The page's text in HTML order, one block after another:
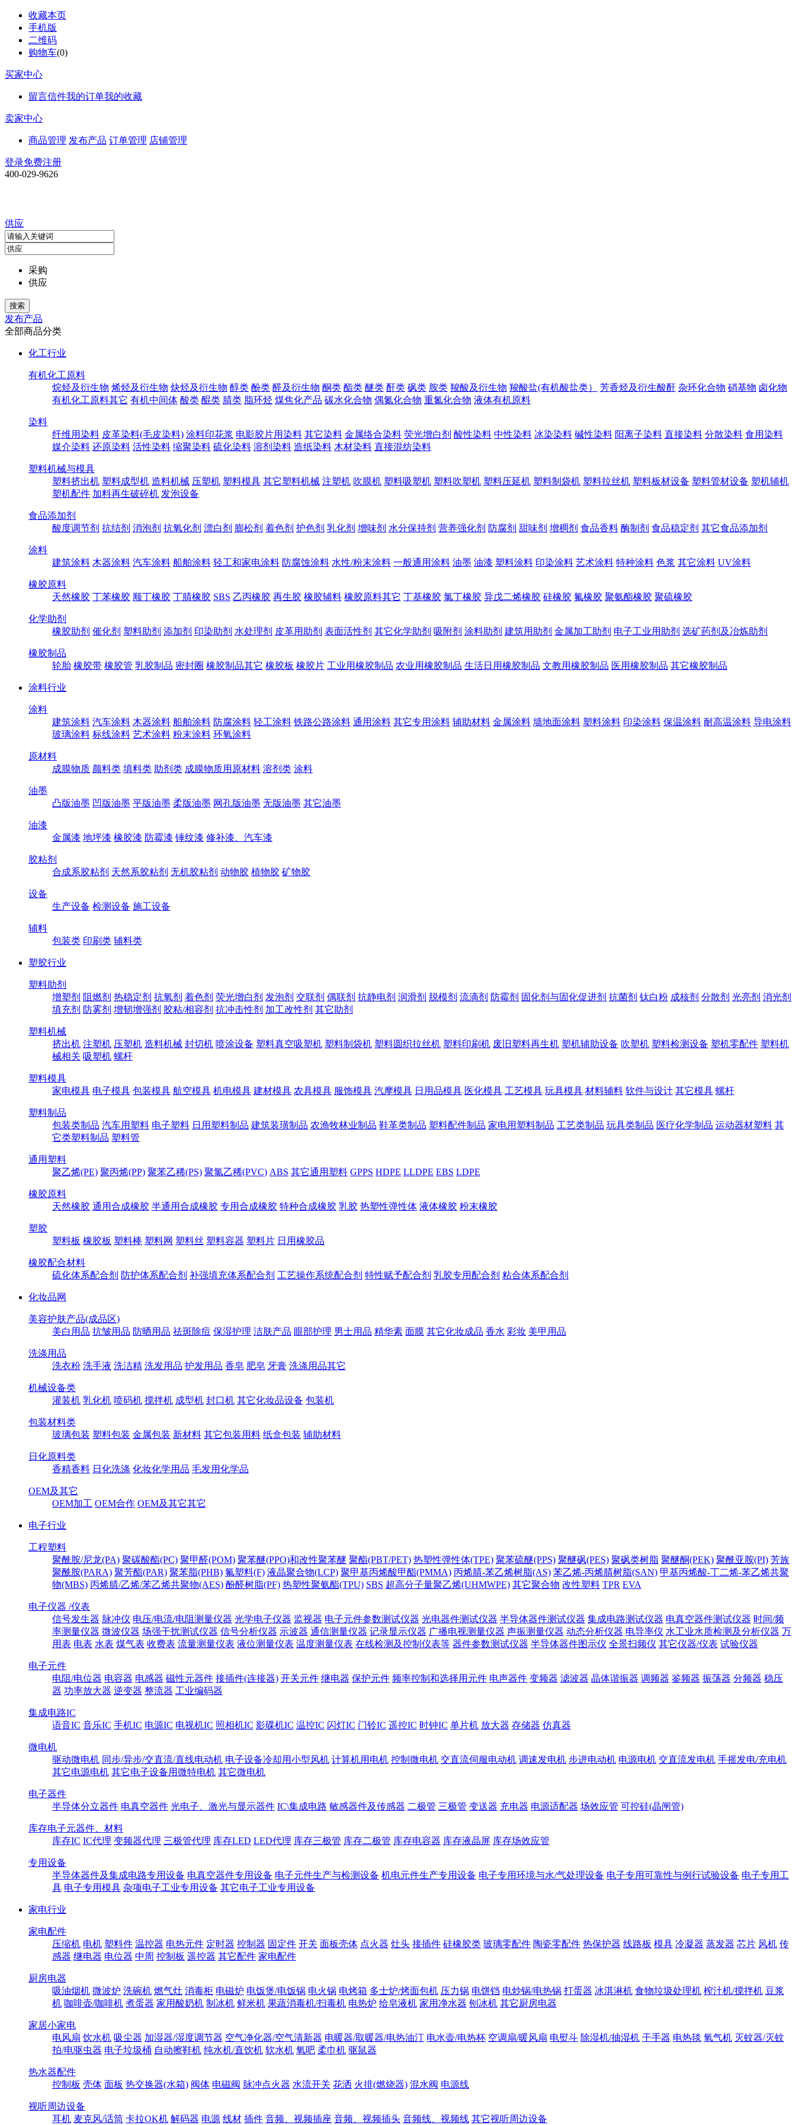
收藏本页
手机版
二维码
购物车(0)
买家中心
留言信件我的订单我的收藏
卖家中心
商品管理 发布产品 订单管理 店铺管理
登录免费注册
400-029-9626
供应
采购
供应
发布产品
全部商品分类
化工行业
有机化工原料
烷烃及衍生物 烯烃及衍生物 炔烃及衍生物 醇类 酚类 醛及衍生物 酮类 酯类 醚类 酐类 砜类 胺类 羧酸及衍生物 羧酸盐(有机酸盐类） 芳香烃及衍生酸酐 杂环化合物 硝基物 卤化物
有机化工原料其它 有机中间体 酸类 醌类 腈类 脂环烃 煤焦化产品 碳水化合物 偶氮化合物 重氮化合物 液体有机原料
染料
纤维用染料 皮革染料(毛皮染料) 涂料印花浆 电影胶片用染料 其它染料 金属络合染料 荧光增白剂 酸性染料 中性染料 冰染染料 碱性染料 阳离子染料 直接染料 分散染料 食用染料
媒介染料 还原染料 活性染料 缩聚染料 硫化染料 溶剂染料 造纸染料 木材染料 直接混纺染料
塑料机械与模具
塑料挤出机 塑料成型机 造料机械 压塑机 塑料模具 其它塑料机械 注塑机 吹膜机 塑料吸塑机 塑料吹塑机 塑料压延机 塑料制袋机 塑料拉丝机 塑料板材设备 塑料管材设备 塑机辅机
塑机配件 加料再生破碎机 发泡设备
食品添加剂
酸度调节剂 抗结剂 消泡剂 抗氧化剂 漂白剂 膨松剂 着色剂 护色剂 乳化剂 增味剂 水分保持剂 营养强化剂 防腐剂 甜味剂 增稠剂 食品香料 酶制剂 食品稳定剂 其它食品添加剂
涂料
建筑涂料 木器涂料 汽车涂料 船舶涂料 轻工和家电涂料 防腐蚀涂料 水性/粉末涂料 一般通用涂料 油墨 油漆 塑料涂料 印染涂料 艺术涂料 特种涂料 色浆 其它涂料 UV涂料
橡胶原料
天然橡胶 丁苯橡胶 顺丁橡胶 丁腈橡胶 SBS 乙丙橡胶 再生胶 橡胶辅料 橡胶原料其它 丁基橡胶 氯丁橡胶 异戊二烯橡胶 硅橡胶 氟橡胶 聚氨酯橡胶 聚硫橡胶
化学助剂
橡胶助剂 催化剂 塑料助剂 添加剂 印染助剂 水处理剂 皮革用助剂 表面活性剂 其它化学助剂 吸附剂 涂料助剂 建筑用助剂 金属加工助剂 电子工业用助剂 选矿药剂及冶炼助剂
橡胶制品
轮胎 橡胶带 橡胶管 乳胶制品 密封圈 橡胶制品其它 橡胶板 橡胶片 工业用橡胶制品 农业用橡胶制品 生活日用橡胶制品 文教用橡胶制品 医用橡胶制品 其它橡胶制品
涂料行业
涂料
建筑涂料 汽车涂料 木器涂料 船舶涂料 防腐涂料 轻工涂料 铁路公路涂料 通用涂料 其它专用涂料 辅助材料 金属涂料 墙地面涂料 塑料涂料 印染涂料 保温涂料 耐高温涂料 导电涂料
玻璃涂料 标线涂料 艺术涂料 粉末涂料 环氧涂料
原材料
成膜物质 颜料类 填料类 助剂类 成膜物质用原材料 溶剂类 涂料
油墨
凸版油墨 凹版油墨 平版油墨 柔版油墨 网孔版油墨 无版油墨 其它油墨
油漆
金属漆 地坪漆 橡胶漆 防霉漆 锤纹漆 修补漆、汽车漆
胶粘剂
合成系胶粘剂 天然系胶粘剂 无机胶粘剂 动物胶 植物胶 矿物胶
设备
生产设备 检测设备 施工设备
辅料
包装类 印刷类 辅料类
塑胶行业
塑料助剂
增塑剂 阻燃剂 热稳定剂 抗氧剂 着色剂 荧光增白剂 发泡剂 交联剂 偶联剂 抗静电剂 润滑剂 脱模剂 流滴剂 防霉剂 固化剂与固化促进剂 抗菌剂 钛白粉 成核剂 分散剂 光亮剂 消光剂
填充剂 防雾剂 增韧增强剂 胶粘/相容剂 抗冲击性剂 加工改性剂 其它助剂
塑料机械
挤出机 注塑机 压塑机 造料机械 封切机 喷涂设备 塑料真空吸塑机 塑料制袋机 塑料圆织拉丝机 塑料印刷机 废旧塑料再生机 塑机辅助设备 吹塑机 塑料检测设备 塑机零配件 塑料机
械相关 吸塑机 螺杆
塑料模具
家电模具 电子模具 包装模具 航空模具 机电模具 建材模具 农具模具 服饰模具 汽摩模具 日用品模具 医化模具 工艺模具 玩具模具 材料辅料 软件与设计 其它模具 螺杆
塑料制品
包装类制品 汽车用塑料 电子塑料 日用塑料制品 建筑装璜制品 农渔牧林业制品 鞋革类制品 塑料配件制品 家电用塑料制品 工艺类制品 玩具类制品 医疗化学制品 运动器材塑料 其
它类塑料制品 塑料管
通用塑料
聚乙烯(PE) 聚丙烯(PP) 聚苯乙稀(PS) 聚氯乙稀(PVC) ABS 其它通用塑料 GPPS HDPE LLDPE EBS LDPE
橡胶原料
天然橡胶 通用合成橡胶 半通用合成橡胶 专用合成橡胶 特种合成橡胶 乳胶 热塑性弹性体 液体橡胶 粉末橡胶
塑胶
塑料板 橡胶板 塑料棒 塑料网 塑料丝 塑料容器 塑料片 日用橡胶品
橡胶配合材料
硫化体系配合剂 防护体系配合剂 补强填充体系配合剂 工艺操作系统配合剂 特性赋予配合剂 乳胶专用配合剂 粘合体系配合剂
化妆品网
美容护肤产品(成品区)
美白用品 抗皱用品 防晒用品 祛斑除痘 保湿护理 洁肤产品 眼部护理 男士用品 精华素 面膜 其它化妆成品 香水 彩妆 美甲用品
洗涤用品
洗衣粉 洗手液 洗洁精 洗发用品 护发用品 香皂 肥皂 牙膏 洗涤用品其它
机械设备类
灌装机 乳化机 喷码机 搅拌机 成型机 封口机 其它化妆品设备 包装机
包装材料类
玻璃包装 塑料包装 金属包装 新材料 其它包装用料 纸盒包装 辅助材料
日化原料类
香精香料 日化洗涤 化妆化学用品 毛发用化学品
OEM及其它
OEM加工 OEM合作 OEM及其它其它
电子行业
工程塑料
聚酰胺/尼龙(PA) 聚碳酸酯(PC) 聚甲醛(POM) 聚苯醚(PPO)和改性聚苯醚 聚酯(PBT/PET) 热塑性弹性体(TPE) 聚苯硫醚(PPS) 聚醚砜(PES) 聚砜类树脂 聚醚酮(PEK) 聚酰亚胺(PI) 芳族
聚酰胺(PARA) 聚芳酯(PAR) 聚苯脂(PHB) 氟塑料(F) 液晶聚合物(LCP) 聚甲基丙烯酸甲酯(PMMA) 丙烯腈-苯乙烯树脂(AS) 苯乙烯-丙烯腈树脂(SAN) 甲基丙烯酸-丁二烯-苯乙烯共聚
物(MBS) 丙烯腈/乙烯/苯乙烯共聚物(AES) 酚醛树脂(PF) 热塑性聚氨酯(TPU) SBS 超高分子量聚乙烯(UHMWPE) 其它聚合物 改性塑料 TPR EVA
电子仪器 /仪表
信号发生器 脉冲仪 电压/电流/电阻测量仪器 光学电子仪器 监视器 电子元件参数测试仪器 光电器件测试仪器 半导体器件测试仪器 集成电路测试仪器 电真空器件测试仪器 时间/频
率测量仪器 微波仪器 场强干扰测试仪器 信号分析仪器 示波器 通信测量仪器 记录显示仪器 广播电视测量仪器 声振测量仪器 动态分析仪器 电导率仪 水工业水质检测及分析仪器 万
用表 电表 水表 煤气表 收费表 流量测量仪表 液位测量仪表 温度测量仪表 在线检测及控制仪表等 器件参数测试仪器 半导体器件图示仪 全景扫频仪 其它仪器/仪表 试验仪器
电子元件
电阻/电位器 电容器 电感器 磁性元器件 接插件(连接器) 开关元件 继电器 保护元件 频率控制和选择用元件 电声器件 变频器 滤波器 晶体谐振器 调频器 鉴频器 振荡器 分频器 稳压
器 功率放大器 逆变器 整流器 工业编码器
集成电路IC
语音IC 音乐IC 手机IC 电源IC 电视机IC 照相机IC 影碟机IC 温控IC 闪灯IC 门铃IC 遥控IC 时钟IC 单片机 放大器 存储器 仿真器
微电机
驱动微电机 同步/异步/交直流/直线电动机 电子设备冷却用小型风机 计算机用电机 控制微电机 交直流伺服电动机 调速发电机 步进电动机 电源电机 交直流发电机 手摇发电/充电机
其它电源电机 其它电子设备用微特电机 其它微电机
电子器件
半导体分立器件 电真空器件 光电子、激光与显示器件 IC\集成电路 敏感器件及传感器 二极管 三极管 变送器 充电器 电源适配器 场效应管 可控硅(晶闸管)
库存电子元器件、材料
库存IC IC代理 变频器代理 三极管代理 库存LED LED代理 库存三极管 库存二极管 库存电容器 库存液晶屏 库存场效应管
专用设备
半导体器件及集成电路专用设备 电真空器件专用设备 电子元件生产与检测设备 机电元件生产专用设备 电子专用环境与水/气处理设备 电子专用可靠性与例行试验设备 电子专用工
具 电子专用模具 杂项电子工业专用设备 其它电子工业专用设备
家电行业
家电配件
压缩机 电机 塑料件 温控器 电热元件 定时器 控制器 固定件 开关 面板壳体 点火器 灶头 接插件 硅橡胶类 玻璃零配件 陶瓷零配件 热保护器 线路板 模具 冷凝器 蒸发器 芯片 风机 传
感器 继电器 电位器 中周 控制板 遥控器 其它配件 家电配件
厨房电器
吸油烟机 微波炉 洗碗机 燃气灶 消毒柜 电磁炉 电饭煲/电饭锅 电火锅 电烤箱 多士炉/烤面包机 压力锅 电饼铛 电炒锅/电热锅 打蛋器 冰淇淋机 食物垃圾处理机 榨汁机/搅拌机 豆浆
机 咖啡壶/咖啡机 煮蛋器 家用酸奶机 制冰机 鲜米机 果蔬消毒机/扫毒机 电热炉 给皂液机 家用净水器 刨冰机 其它厨房电器
家居小家电
电风扇 饮水机 吸尘器 加湿器/湿度调节器 空气净化器/空气清新器 电暖器/取暖器/电热油汀 电水壶/电热杯 空调扇/暖风扇 电熨斗 除湿机/抽湿机 干手器 电热毯 氧气机 灭蚊器/灭蚊
拍/电驱虫器 电子垃圾桶 自动擦鞋机 纯水机/直饮机 软水机 氧吧 柔巾机 驱鼠器
热水器配件
控制板 壳体 面板 热交换器(水箱) 阀体 电磁阀 脉冲点火器 水流开关 花洒 火排(燃烧器) 混水阀 电源线
视听周边设备
耳机 麦克风/话筒 卡拉OK机 解码器 电源 线材 插件 音频、视频插座 音频、视频插头 音频线、视频线 其它视听周边设备